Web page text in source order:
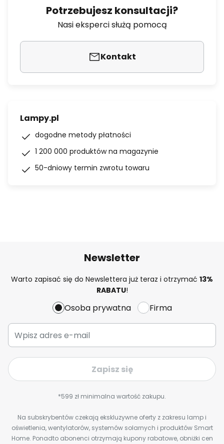
Potrzebujesz konsultacji?
Nasi eksperci służą pomocą
Kontakt
Lampy.pl
dogodne metody płatności
1 200 000 produktów na magazynie
50-dniowy termin zwrotu towaru
Newsletter
Warto zapisać się do Newslettera już teraz i otrzymać 13%
RABATU!
Osoba prywatna Firma
Zapisz się
*599 zł minimalna wartość zakupu.
Na subskrybentów czekają ekskluzywne oferty z zakresu lamp i
oświetlenia, wentylatorów, systemów solarnych i produktów Smart
Home. Ponadto abonenci otrzymają kupony rabatowe, obniżki cen